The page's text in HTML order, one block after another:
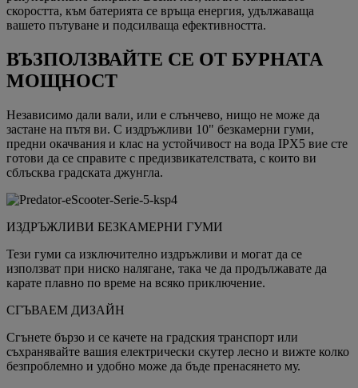
скоростта, към батерията се връща енергия, удължаваща
вашето пътуване и подсилваща ефективността.
ВЪЗПОЛЗВАЙТЕ СЕ ОТ БУРНАТА
МОЩНОСТ
Независимо дали вали, или е слънчево, нищо не може да
застане на пътя ви. С издръжливи 10" безкамерни гуми,
предни окачвания и клас на устойчивост на вода IPX5 вие сте
готови да се справите с предизвикателствата, с които ви
сблъсква градската джунгла.
ИЗДРЪЖЛИВИ БЕЗКАМЕРНИ ГУМИ
Тези гуми са изключително издръжливи и могат да се
използват при ниско налягане, така че да продължавате да
карате плавно по време на всяко приключение.
СГЪВАЕМ ДИЗАЙН
Сгънете бързо и се качете на градския транспорт или
съхранявайте вашия електрически скутер лесно и вижте колко
безпроблемно и удобно може да бъде пренасянето му.